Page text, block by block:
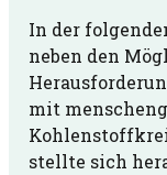
In der
neben den
mit
stellte sich